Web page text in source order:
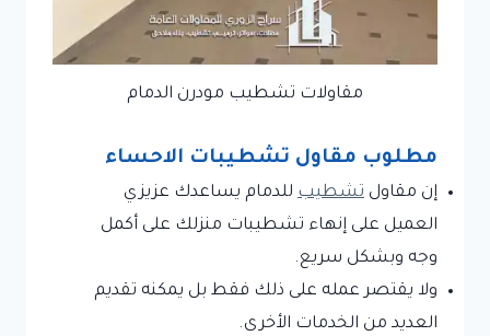
مقاولات تشطيب مودرن الدمام
مطلوب مقاول تشطيبات الاحساء
إن مقاول تشطيب للدمام يساعدك عزيزي
العميل على إنهاء تشطيبات منزلك على أكمل
وجه وبشكل سريع.
ولا يقتصر عمله على ذلك فقط بل يمكنه تقديم
العديد من الخدمات الأخرى.